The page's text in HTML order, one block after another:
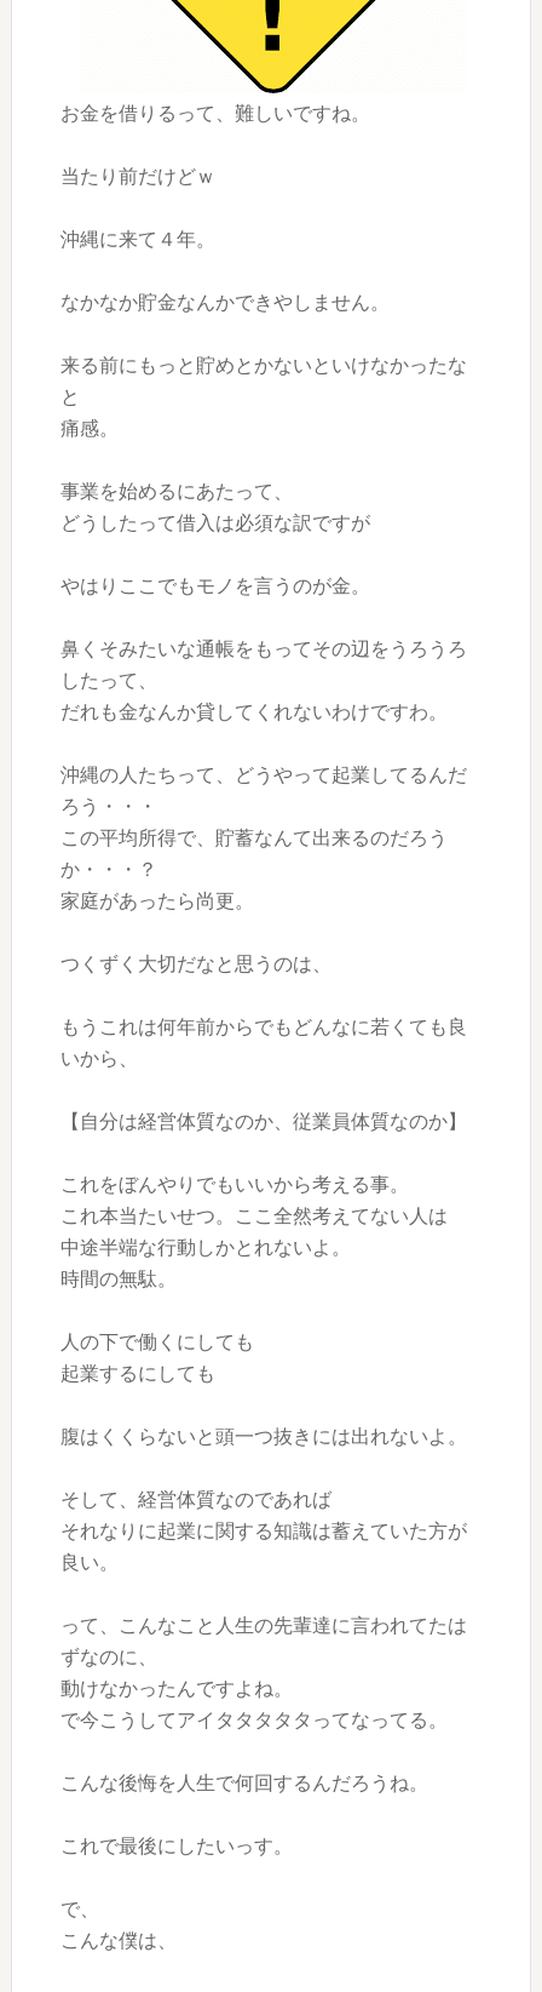
お金を借りるって、難しいですね。
当たり前だけどｗ
沖縄に来て４年。
なかなか貯金なんかできやしません。
来る前にもっと貯めとかないといけなかったな
と
痛感。
事業を始めるにあたって、
どうしたって借入は必須な訳ですが
やはりここでもモノを言うのが金。
鼻くそみたいな通帳をもってその辺をうろうろ
したって、
だれも金なんか貸してくれないわけですわ。
沖縄の人たちって、どうやって起業してるんだ
ろう・・・
この平均所得で、貯蓄なんて出来るのだろう
か・・・？
家庭があったら尚更。
つくずく大切だなと思うのは、
もうこれは何年前からでもどんなに若くても良
いから、
【自分は経営体質なのか、従業員体質なのか】
これをぼんやりでもいいから考える事。
これ本当たいせつ。ここ全然考えてない人は
中途半端な行動しかとれないよ。
時間の無駄。
人の下で働くにしても
起業するにしても
腹はくくらないと頭一つ抜きには出れないよ。
そして、経営体質なのであれば
それなりに起業に関する知識は蓄えていた方が
良い。
って、こんなこと人生の先輩達に言われてたは
ずなのに、
動けなかったんですよね。
で今こうしてアイタタタタタってなってる。
こんな後悔を人生で何回するんだろうね。
これで最後にしたいっす。
で、
こんな僕は、